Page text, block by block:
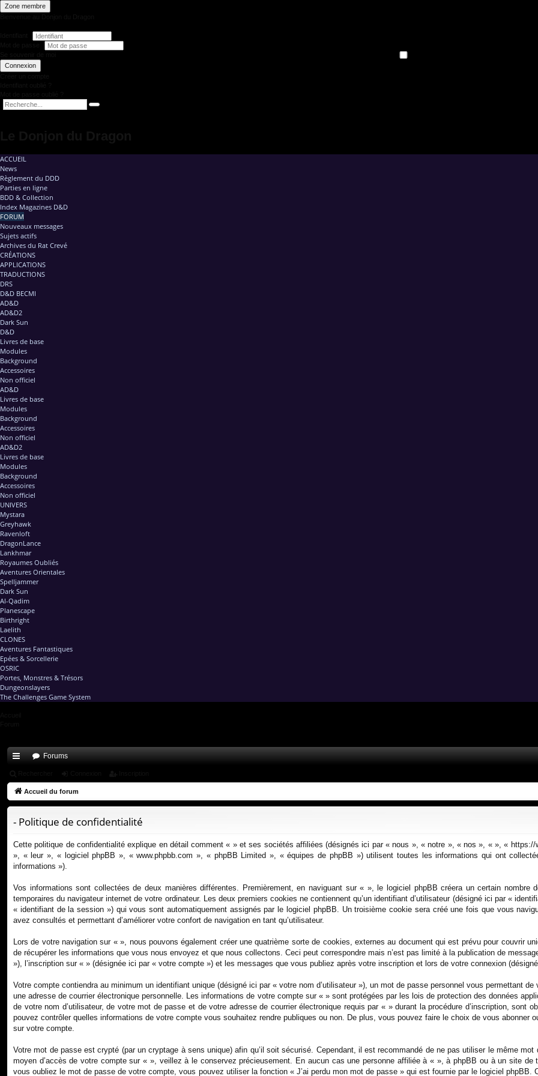
Zone membre
Connexion
ACCUEIL
News
Règlement du DDD
Parties en ligne
BDD & Collection
Index Magazines D&D
FORUM
Nouveaux messages
Sujets actifs
Archives du Rat Crevé
CRÉATIONS
APPLICATIONS
TRADUCTIONS
DRS
D&D BECMI
AD&D
AD&D2
Dark Sun
D&D
Livres de base
Modules
Background
Accessoires
Non officiel
AD&D
Livres de base
Modules
Background
Accessoires
Non officiel
AD&D2
Livres de base
Modules
Background
Accessoires
Non officiel
UNIVERS
Mystara
Greyhawk
Ravenloft
DragonLance
Lankhmar
Royaumes Oubliés
Aventures Orientales
Spelljammer
Dark Sun
Al-Qadim
Planescape
Birthright
Laelith
CLONES
Aventures Fantastiques
Epées & Sorcellerie
OSRIC
Portes, Monstres & Trésors
Dungeonslayers
The Challenges Game System
co
s
Forums
Accueil du forum
- Politique de confidentialité
Cette politique de confidentialité explique en détail comment « » et ses sociétés affiliées (désignés ici par « nous », « notre », « nos », « », «
», « leur », « logiciel phpBB », « www.phpbb.com », « phpBB Limited », « équipes de phpBB ») utilisent toutes les informations qui ont
informations »).
Vos informations sont collectées de deux manières différentes. Premièrement, en naviguant sur « », le logiciel phpBB créera un certain
temporaires du navigateur internet de votre ordinateur. Les deux premiers cookies ne contiennent qu’un identifiant d’utilisateur (désigné ici par «
« identifiant de la session ») qui vous sont automatiquement assignés par le logiciel phpBB. Un troisième cookie sera créé une fois que vous
avez consultés et permettant d’améliorer votre confort de navigation en tant qu’utilisateur.
Lors de votre navigation sur « », nous pouvons également créer une quatrième sorte de cookies, externes au document qui est prévu pour couvrir
de récupérer les informations que vous nous envoyez et que nous collectons. Ceci peut correspondre mais n’est pas limité à la publication de
»), l’inscription sur « » (désignée ici par « votre compte ») et les messages que vous publiez après votre inscription et lors de votre connexion
Votre compte contiendra au minimum un identifiant unique (désigné ici par « votre nom d’utilisateur »), un mot de passe personnel vous permettant
une adresse de courrier électronique personnelle. Les informations de votre compte sur « » sont protégées par les lois de protection des données
de votre nom d’utilisateur, de votre mot de passe et de votre adresse de courrier électronique requis par « » durant la procédure d’inscription,
pouvez contrôler quelles informations de votre compte vous souhaitez rendre publiques ou non. De plus, vous pouvez faire le choix de vous abonner
sur votre compte.
Votre mot de passe est crypté (par un cryptage à sens unique) afin qu’il soit sécurisé. Cependant, il est recommandé de ne pas utiliser le même
moyen d’accès de votre compte sur « », veillez à le conservez précieusement. En aucun cas une personne affiliée à « », à phpBB ou à un site
vous oubliez le mot de passe de votre compte, vous pouvez utiliser la fonction « J’ai perdu mon mot de passe » qui est fournie par le logiciel